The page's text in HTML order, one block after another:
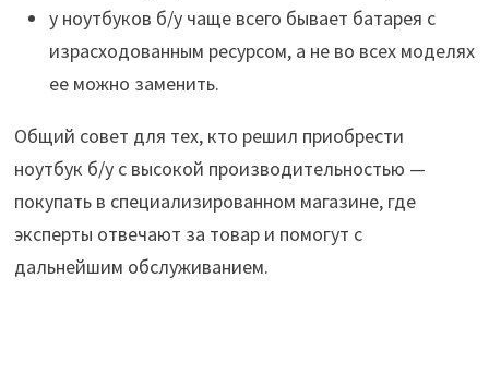
у ноутбуков б/у чаще всего бывает батарея с
израсходованным ресурсом, а не во всех моделях
ее можно заменить.
Общий совет для тех, кто решил приобрести
ноутбук б/у с высокой производительностью —
покупать в специализированном магазине, где
эксперты отвечают за товар и помогут с
дальнейшим обслуживанием.